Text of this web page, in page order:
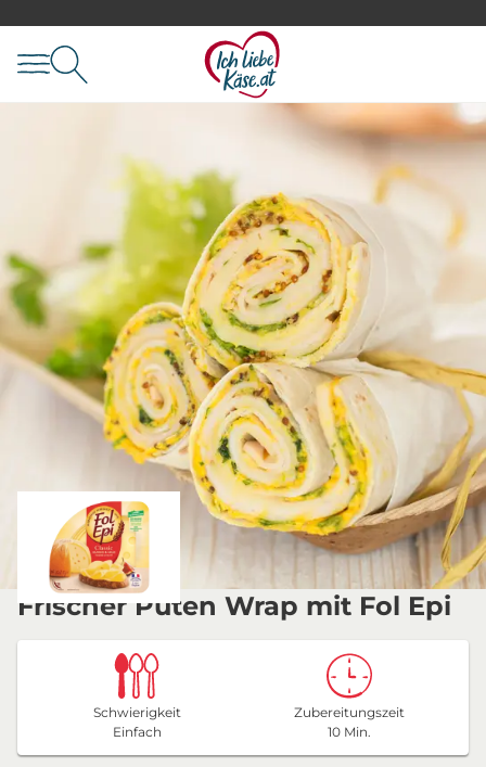
Frischer Puten Wrap mit Fol Epi
Schwierigkeit
Einfach
Zubereitungszeit
10 Min.